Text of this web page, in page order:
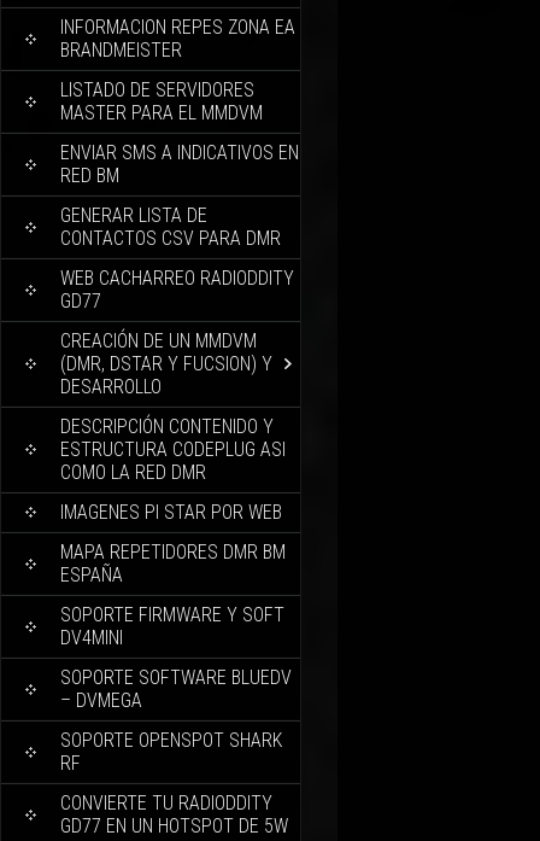
INFORMACION REPES ZONA EA
BRANDMEISTER
LISTADO DE SERVIDORES
MASTER PARA EL MMDVM
ENVIAR SMS A INDICATIVOS EN
RED BM
GENERAR LISTA DE
CONTACTOS CSV PARA DMR
WEB CACHARREO RADIODDITY
GD77
CREACIÓN DE UN MMDVM
(DMR, DSTAR Y FUCSION) Y
DESARROLLO
DESCRIPCIÓN CONTENIDO Y
ESTRUCTURA CODEPLUG ASI
COMO LA RED DMR
IMAGENES PI STAR POR WEB
MAPA REPETIDORES DMR BM
ESPAÑA
SOPORTE FIRMWARE Y SOFT
DV4MINI
SOPORTE SOFTWARE BLUEDV
– DVMEGA
SOPORTE OPENSPOT SHARK
RF
CONVIERTE TU RADIODDITY
GD77 EN UN HOTSPOT DE 5W